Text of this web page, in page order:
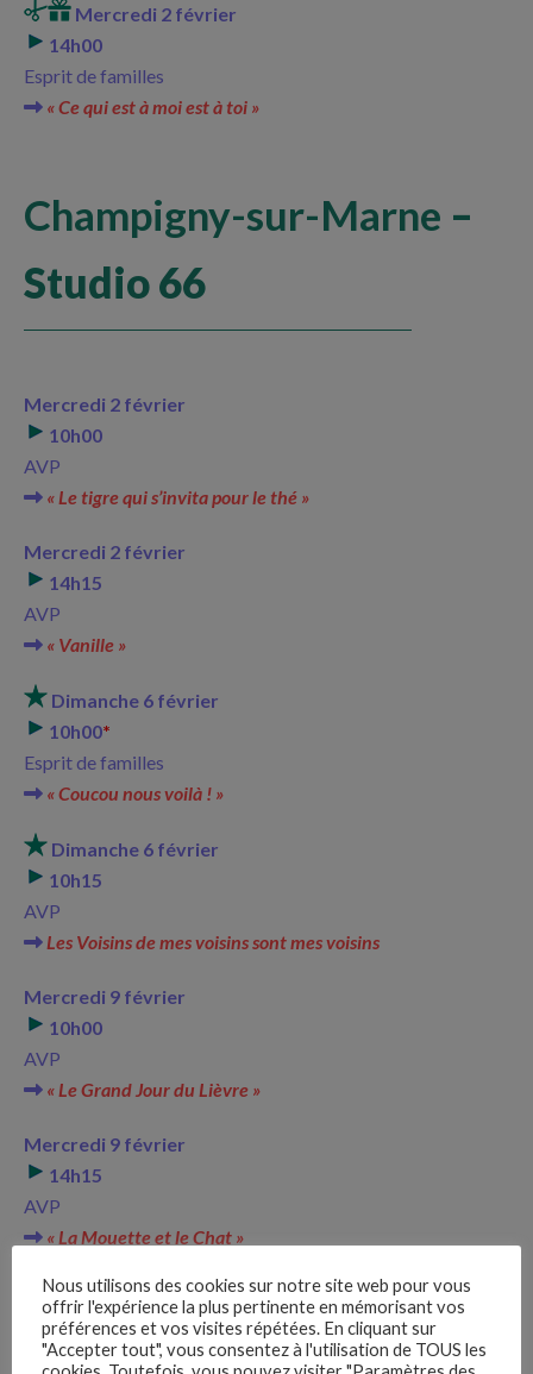
Mercredi 2 février
14h00
Esprit de familles
« Ce qui est à moi est à toi »
Champigny-sur-Marne –
Studio 66
Mercredi 2 février
10h00
AVP
« Le tigre qui s’invita pour le thé »
Mercredi 2 février
14h15
AVP
« Vanille »
Dimanche 6 février
10h00*
Esprit de familles
« Coucou nous voilà ! »
Dimanche 6 février
10h15
AVP
Les Voisins de mes voisins sont mes voisins
Mercredi 9 février
10h00
AVP
« Le Grand Jour du Lièvre »
Mercredi 9 février
14h15
AVP
« La Mouette et le Chat »
Dimanche 13 février
10h00
AVP
Nous utilisons des cookies sur notre site web pour vous
offrir l'expérience la plus pertinente en mémorisant vos
préférences et vos visites répétées. En cliquant sur
"Accepter tout", vous consentez à l'utilisation de TOUS les